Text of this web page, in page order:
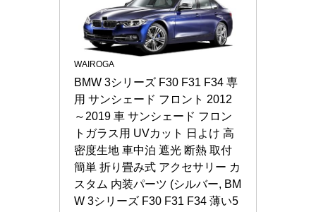
WAIROGA
BMW 3シリーズ F30 F31 F34 専
用 サンシェード フロント 2012
～2019 車 サンシェード フロン
トガラス用 UVカット 日よけ 高
密度生地 車中泊 遮光 断熱 取付
簡単 折り畳み式 アクセサリー カ
スタム 内装パーツ (シルバー, BM
W 3シリーズ F30 F31 F34 薄い5